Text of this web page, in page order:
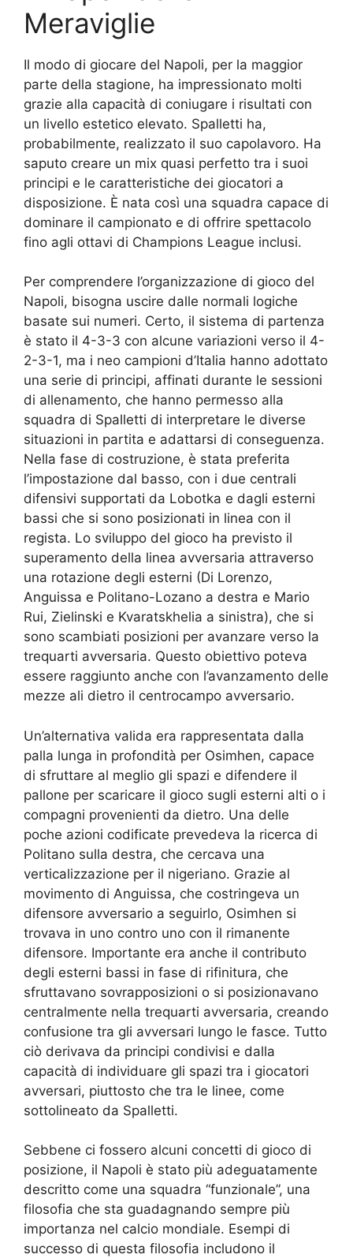
Meraviglie
Il modo di giocare del Napoli, per la maggior
parte della stagione, ha impressionato molti
grazie alla capacità di coniugare i risultati con
un livello estetico elevato. Spalletti ha,
probabilmente, realizzato il suo capolavoro. Ha
saputo creare un mix quasi perfetto tra i suoi
principi e le caratteristiche dei giocatori a
disposizione. È nata così una squadra capace di
dominare il campionato e di offrire spettacolo
fino agli ottavi di Champions League inclusi.
Per comprendere l’organizzazione di gioco del
Napoli, bisogna uscire dalle normali logiche
basate sui numeri. Certo, il sistema di partenza
è stato il 4-3-3 con alcune variazioni verso il 4-
2-3-1, ma i neo campioni d’Italia hanno adottato
una serie di principi, affinati durante le sessioni
di allenamento, che hanno permesso alla
squadra di Spalletti di interpretare le diverse
situazioni in partita e adattarsi di conseguenza.
Nella fase di costruzione, è stata preferita
l’impostazione dal basso, con i due centrali
difensivi supportati da Lobotka e dagli esterni
bassi che si sono posizionati in linea con il
regista. Lo sviluppo del gioco ha previsto il
superamento della linea avversaria attraverso
una rotazione degli esterni (Di Lorenzo,
Anguissa e Politano-Lozano a destra e Mario
Rui, Zielinski e Kvaratskhelia a sinistra), che si
sono scambiati posizioni per avanzare verso la
trequarti avversaria. Questo obiettivo poteva
essere raggiunto anche con l’avanzamento delle
mezze ali dietro il centrocampo avversario.
Un’alternativa valida era rappresentata dalla
palla lunga in profondità per Osimhen, capace
di sfruttare al meglio gli spazi e difendere il
pallone per scaricare il gioco sugli esterni alti o i
compagni provenienti da dietro. Una delle
poche azioni codificate prevedeva la ricerca di
Politano sulla destra, che cercava una
verticalizzazione per il nigeriano. Grazie al
movimento di Anguissa, che costringeva un
difensore avversario a seguirlo, Osimhen si
trovava in uno contro uno con il rimanente
difensore. Importante era anche il contributo
degli esterni bassi in fase di rifinitura, che
sfruttavano sovrapposizioni o si posizionavano
centralmente nella trequarti avversaria, creando
confusione tra gli avversari lungo le fasce. Tutto
ciò derivava da principi condivisi e dalla
capacità di individuare gli spazi tra i giocatori
avversari, piuttosto che tra le linee, come
sottolineato da Spalletti.
Sebbene ci fossero alcuni concetti di gioco di
posizione, il Napoli è stato più adeguatamente
descritto come una squadra “funzionale”, una
filosofia che sta guadagnando sempre più
importanza nel calcio mondiale. Esempi di
successo di questa filosofia includono il